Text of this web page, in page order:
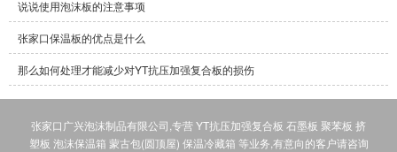
说说使用泡沫板的注意事项
张家口保温板的优点是什么
那么如何处理才能减少对YT抗压加强复合板的损伤
张家口广兴泡沫制品有限公司,专营YT抗压加强复合板 石墨板 聚苯板 挤
塑板 泡沫保温箱 蒙古包(圆顶屋) 保温冷藏箱 等业务,有意向的客户请咨询